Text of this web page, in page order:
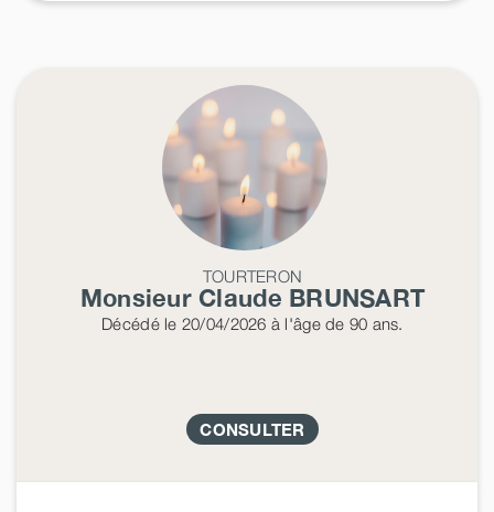
TOURTERON
Monsieur Claude BRUNSART
Décédéle 20/04/2026 à l'âge de 90 ans.
CONSULTER